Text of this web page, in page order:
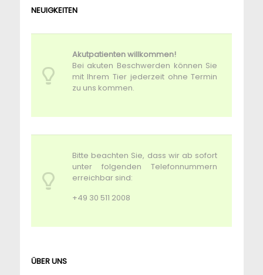
NEUIGKEITEN
Akutpatienten willkommen!
Bei akuten Beschwerden können Sie
mit Ihrem Tier jederzeit ohne Termin
zu uns kommen.
Bitte beachten Sie, dass wir ab sofort
unter folgenden Telefonnummern
erreichbar sind:
+49 30 511 2008
ÜBER UNS